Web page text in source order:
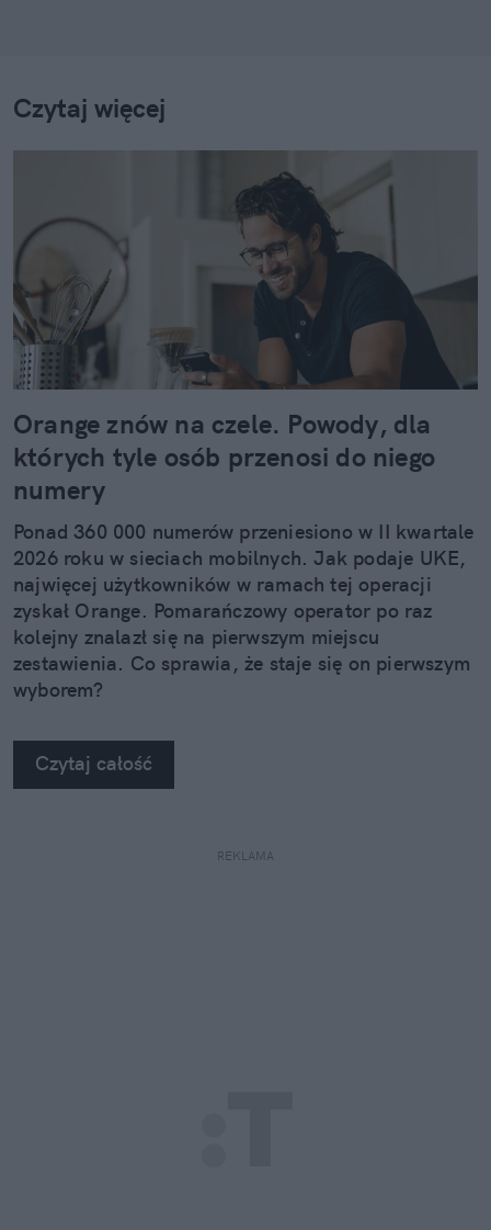
Czytaj więcej
Orange znów na czele. Powody, dla
których tyle osób przenosi do niego
numery
Ponad 360 000 numerów przeniesiono w II kwartale
2026 roku w sieciach mobilnych. Jak podaje UKE,
najwięcej użytkowników w ramach tej operacji
zyskał Orange. Pomarańczowy operator po raz
kolejny znalazł się na pierwszym miejscu
zestawienia. Co sprawia, że staje się on pierwszym
wyborem?
Czytaj całość
REKLAMA